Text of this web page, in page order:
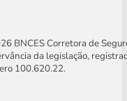
BNCES Corretora de
da legislação,
100.620.22.